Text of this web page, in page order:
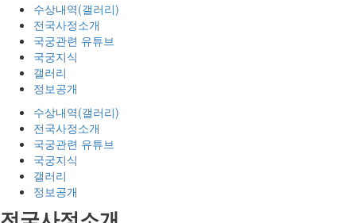
수상내역(갤러리)
전국사정소개
국궁관련 유튜브
국궁지식
갤러리
정보공개
수상내역(갤러리)
전국사정소개
국궁관련 유튜브
국궁지식
갤러리
정보공개